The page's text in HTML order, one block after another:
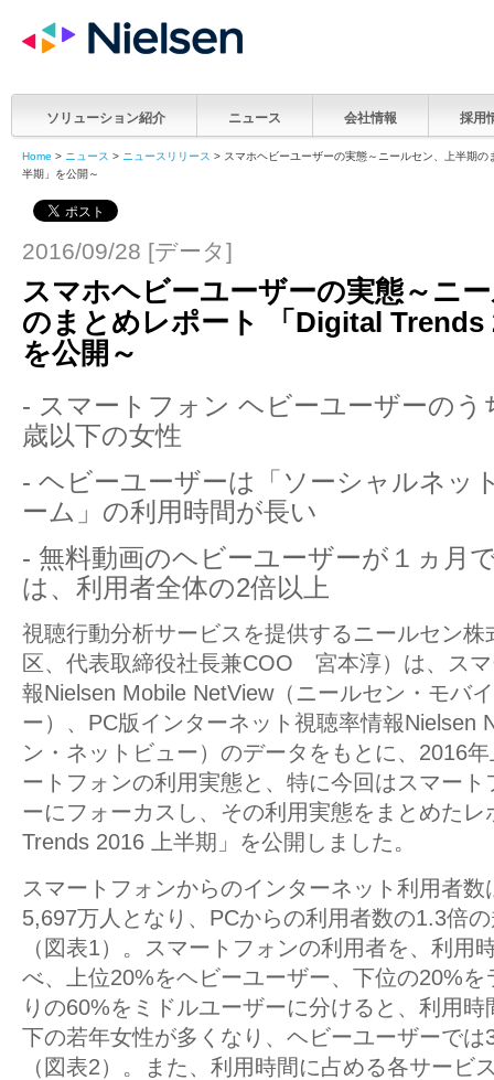
ソリューション紹介 ニュース 会社情報 採用
Home > ニュース > ニュースリリース > スマホヘビーユーザーの実態～ニールセン、上半期
半期」を公開～
2016/09/28 [データ]
スマホヘビーユーザーの実態～ニ
のまとめレポート 「Digital Trends
を公開～
- スマートフォン ヘビーユーザーのう
歳以下の女性
- ヘビーユーザーは「ソーシャルネッ
ーム」の利用時間が長い
- 無料動画のヘビーユーザーが１ヵ月
は、利用者全体の2倍以上
視聴行動分析サービスを提供するニールセン株
区、代表取締役社長兼COO 宮本淳）は、ス
報Nielsen Mobile NetView（ニールセン・モバ
ー）、PC版インターネット視聴率情報Nielsen
ン・ネットビュー）のデータをもとに、2016
ートフォンの利用実態と、特に今回はスマー
ーにフォーカスし、その利用実態をまとめたレ
Trends 2016 上半期」を公開しました。
スマートフォンからのインターネット利用者
5,697万人となり、PCからの利用者数の1.3倍
（図表1）。スマートフォンの利用者を、利用
べ、上位20%をヘビーユーザー、下位の20%を
りの60%をミドルユーザーに分けると、利用
下の若年女性が多くなり、ヘビーユーザーでは
（図表2）。また、利用時間に占める各サービ